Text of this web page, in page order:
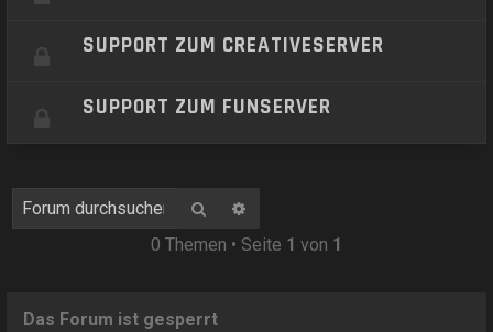
SUPPORT ZUM CREATIVESERVER
SUPPORT ZUM FUNSERVER
Suche
0 Themen • Seite 1 von 1
Das Forum ist gesperrt